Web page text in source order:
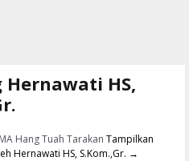
HS,
Hang Tuah TarakanTampilkan
Hernawati HS, S.Kom.,Gr. →